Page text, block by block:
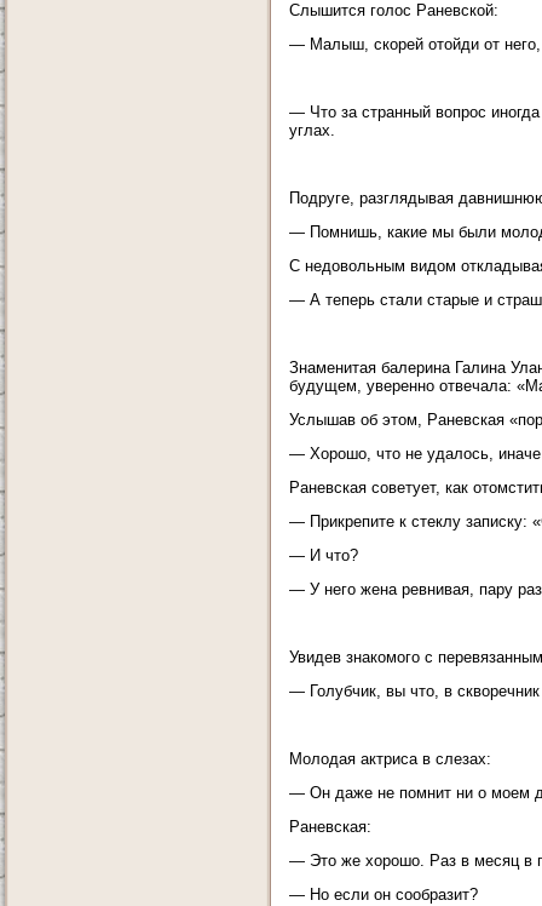
Слышится голос Раневской:
— Малыш, скорей отойди от
— Что за странный вопрос
углах.
Подруге, разглядывая
— Помнишь, какие мы были
С недовольным видом
— А теперь стали старые и
Знаменитая балерина Галина
будущем, уверенно отвечала:
Услышав об этом, Раневская
— Хорошо, что не удалось,
Раневская советует, как
— Прикрепите к стеклу записку:
— И что?
— У него жена ревнивая, пару
Увидев знакомого с
— Голубчик, вы что, в скворечник
Молодая актриса в слезах:
— Он даже не помнит ни о моем
Раневская:
— Это же хорошо. Раз в месяц в
— Но если он сообразит?